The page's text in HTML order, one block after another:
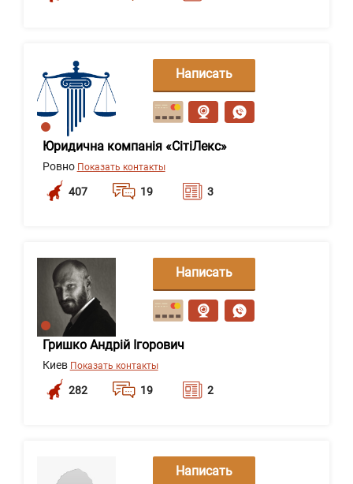
Юридична компанія «СітіЛекс»
Ровно Показать контакты
407 19 3
Написать
сообщение
Гришко Андрій Ігорович
Киев Показать контакты
282 19 2
Написать
сообщение
Написать